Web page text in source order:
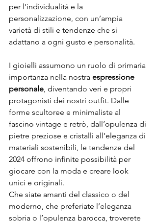
per l’individualità e la
personalizzazione, con un’ampia
varietà di stili e tendenze che si
adattano a ogni gusto e personalità.
I gioielli assumono un ruolo di primaria
importanza nella nostra espressione
personale, diventando veri e propri
protagonisti dei nostri outfit. Dalle
forme scultoree e minimaliste al
fascino vintage e retrò, dall’opulenza di
pietre preziose e cristalli all’eleganza di
materiali sostenibili, le tendenze del
2024 offrono infinite possibilità per
giocare con la moda e creare look
unici e originali.
Che siate amanti del classico o del
moderno, che preferiate l’eleganza
sobria o l’opulenza barocca, troverete